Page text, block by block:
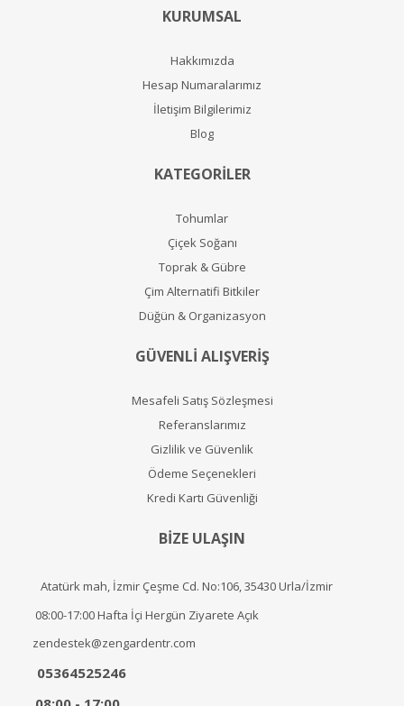
KURUMSAL
Hakkımızda
Hesap Numaralarımız
İletişim Bilgilerimiz
Blog
KATEGORİLER
Tohumlar
Çiçek Soğanı
Toprak & Gübre
Çim Alternatifi Bitkiler
Düğün & Organizasyon
GÜVENLİ ALIŞVERİŞ
Mesafeli Satış Sözleşmesi
Referanslarımız
Gizlilik ve Güvenlik
Ödeme Seçenekleri
Kredi Kartı Güvenliği
BİZE ULAŞIN
Atatürk mah, İzmir Çeşme Cd. No:106, 35430 Urla/İzmir
08:00-17:00 Hafta İçi Hergün Ziyarete Açık
zendestek@zengardentr.com
05364525246